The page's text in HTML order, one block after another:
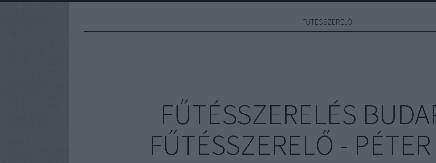
FŰTÉSSZERELŐ
FŰTÉSSZERELÉS
FŰTÉSSZERELŐ -